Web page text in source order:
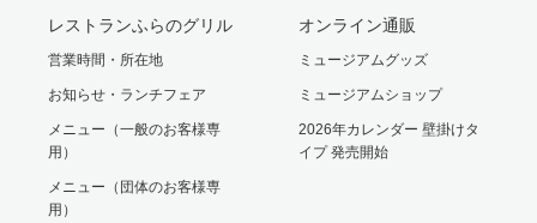
レストランふらのグリル
営業時間・所在地
お知らせ・ランチフェア
メニュー（一般のお客様専
用）
メニュー（団体のお客様専
用）
オンライン通販
ミュージアムグッズ
ミュージアムショップ
2026年カレンダー 壁掛けタ
イプ 発売開始